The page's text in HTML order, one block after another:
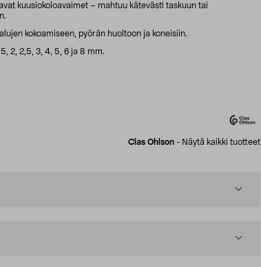
kuusiokoloavaimet – mahtuu kätevästi taskuun tai
kokoamiseen, pyörän huoltoon ja koneisiin.
2, 2,5, 3, 4, 5, 6 ja 8 mm.
Clas Ohlson - Näytä kaikki tuotteet